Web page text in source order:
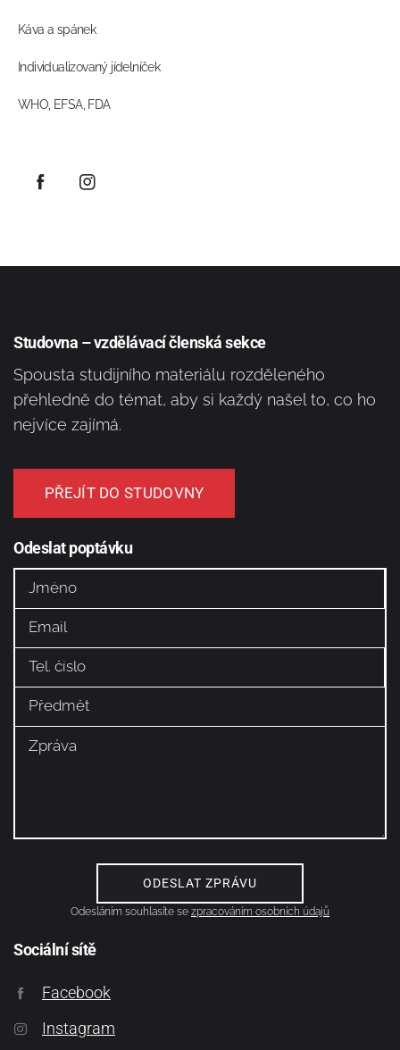
Káva a spánek
Individualizovaný jídelníček
WHO, EFSA, FDA
Studovna – vzdělávací členská sekce
Spousta studijního materiálu rozděleného
přehledně do témat, aby si každý našel to, co ho
nejvíce zajímá.
PŘEJÍT DO STUDOVNY
Odeslat poptávku
Odesláním souhlasíte se zpracováním osobních údajů
Sociální sítě
Facebook
Instagram